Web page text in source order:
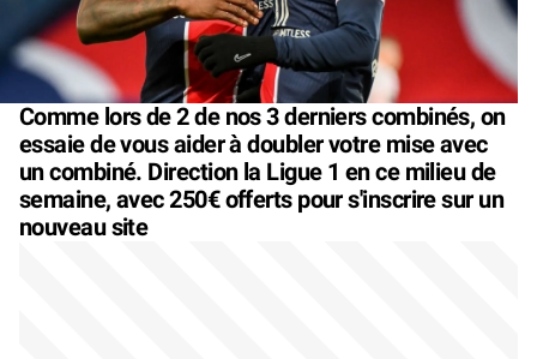
Comme lors de 2 de nos 3 derniers combinés, on
essaie de vous aider à doubler votre mise avec
un combiné. Direction la Ligue 1 en ce milieu de
semaine, avec 250€ offerts pour s'inscrire sur un
nouveau site